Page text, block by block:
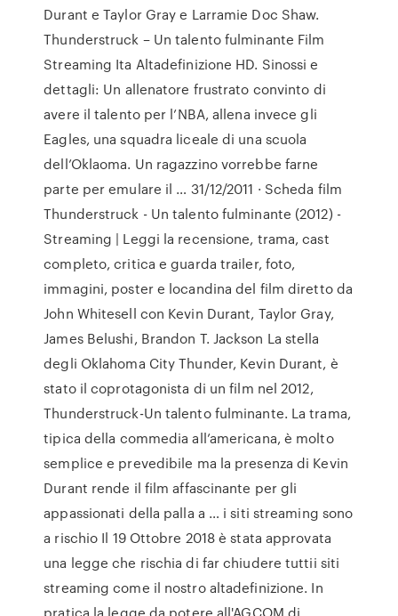
Durant e Taylor Gray e Larramie Doc Shaw.
Thunderstruck – Un talento fulminante Film
Streaming Ita Altadefinizione HD. Sinossi e
dettagli: Un allenatore frustrato convinto di
avere il talento per l’NBA, allena invece gli
Eagles, una squadra liceale di una scuola
dell’Oklaoma. Un ragazzino vorrebbe farne
parte per emulare il … 31/12/2011 · Scheda film
Thunderstruck - Un talento fulminante (2012) -
Streaming | Leggi la recensione, trama, cast
completo, critica e guarda trailer, foto,
immagini, poster e locandina del film diretto da
John Whitesell con Kevin Durant, Taylor Gray,
James Belushi, Brandon T. Jackson La stella
degli Oklahoma City Thunder, Kevin Durant, è
stato il coprotagonista di un film nel 2012,
Thunderstruck-Un talento fulminante. La trama,
tipica della commedia all’americana, è molto
semplice e prevedibile ma la presenza di Kevin
Durant rende il film affascinante per gli
appassionati della palla a … i siti streaming sono
a rischio Il 19 Ottobre 2018 è stata approvata
una legge che rischia di far chiudere tuttii siti
streaming come il nostro altadefinizione. In
pratica la legge da potere all'AGCOM di